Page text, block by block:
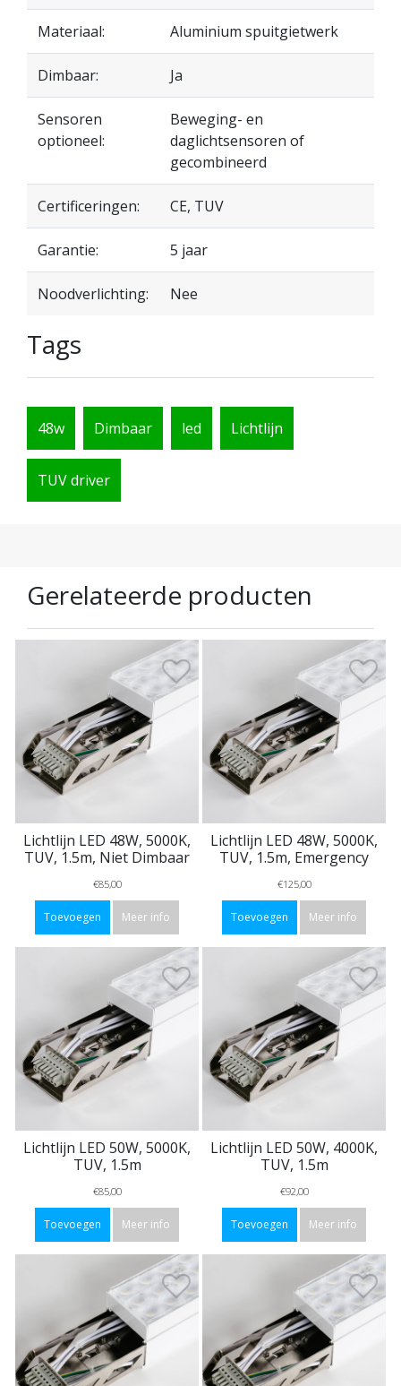
Materiaal: Aluminium spuitgietwerk
Dimbaar: Ja
Sensoren
optioneel:
Beweging- en
daglichtsensoren of
gecombineerd
Certificeringen: CE, TUV
Garantie: 5 jaar
Noodverlichting: Nee
Tags
48w Dimbaar led Lichtlijn
TUV driver
Gerelateerde producten
Lichtlijn LED 48W, 5000K,
TUV, 1.5m, Niet Dimbaar
€85,00
Toevoegen Meer info
Lichtlijn LED 48W, 5000K,
TUV, 1.5m, Emergency
€125,00
Toevoegen Meer info
Lichtlijn LED 50W, 5000K,
TUV, 1.5m
€85,00
Toevoegen Meer info
Lichtlijn LED 50W, 4000K,
TUV, 1.5m
€92,00
Toevoegen Meer info